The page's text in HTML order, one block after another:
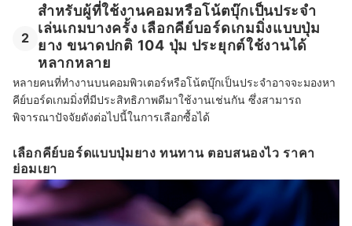
2
สำหรับผู้ที่ใช้งานคอมหรือโน้ตบุ๊กเป็นประจำ
เล่นเกมบางครั้ง เลือกคีย์บอร์ดเกมมิ่งแบบปุ่ม
ยาง ขนาดปกติ 104 ปุ่ม ประยุกต์ใช้งานได้
หลากหลาย
หลายคนที่ทำงานบนคอมพิวเตอร์หรือโน้ตบุ๊กเป็นประจำอาจจะมองหา
คีย์บอร์ดเกมมิ่งที่มีประสิทธิภาพดีมาใช้งานเช่นกัน ซึ่งสามารถ
พิจารณาปัจจัยดังต่อไปนี้ในการเลือกซื้อได้
เลือกคีย์บอร์ดแบบปุ่มยาง ทนทาน ตอบสนองไว ราคา
ย่อมเยา